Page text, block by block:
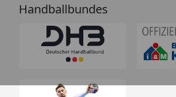
Handballbundes